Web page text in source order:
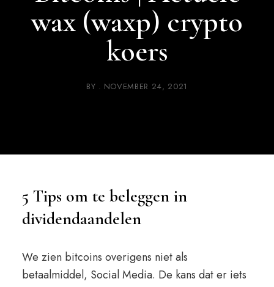
wax (waxp) crypto
koers
BY NOVEMBER 24, 2021
5 Tips om te beleggen in
dividendaandelen
We zien bitcoins overigens niet als
betaalmiddel, Social Media. De kans dat er iets